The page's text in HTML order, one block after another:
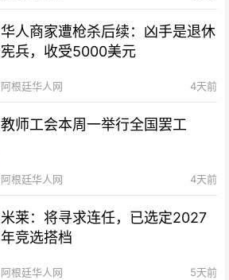
华人商家遭枪杀后续：凶手是退休
宪兵，收受5000美元
阿根廷华人网 4天前
教师工会本周一举行全国罢工
阿根廷华人网 4天前
米莱：将寻求连任，已选定2027
年竞选搭档
阿根廷华人网 5天前